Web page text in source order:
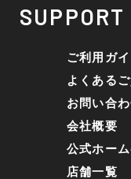
SUPPORT
ご利用ガ
よくある
お問い合
会社概要
公式ホー
店舗一覧